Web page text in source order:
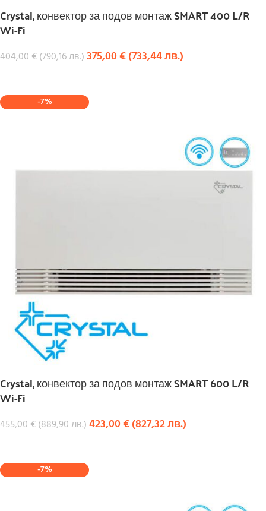
Crystal, конвектор за подов монтаж SMART 400 L/R
Wi-Fi
404,00€(790,16лв.)375,00€(733,44лв.)
-7%
Crystal, конвектор за подов монтаж SMART 600 L/R
Wi-Fi
455,00€(889,90лв.)423,00€(827,32лв.)
-7%